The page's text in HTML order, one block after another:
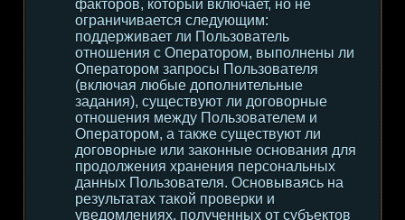
факторов, который включает, но не
ограничивается следующим:
поддерживает ли Пользователь
отношения с Оператором, выполнены ли
Оператором запросы Пользователя
(включая любые дополнительные
задания), существуют ли договорные
отношения между Пользователем и
Оператором, а также существуют ли
договорные или законные основания для
продолжения хранения персональных
данных Пользователя. Основываясь на
результатах такой проверки и
уведомлениях, полученных от субъектов